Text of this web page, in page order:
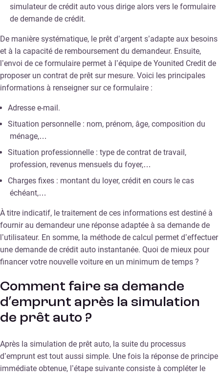
simulateur de crédit auto vous dirige alors vers le formulaire
de demande de crédit.
De manière systématique, le prêt d’argent s’adapte aux besoins
et à la capacité de remboursement du demandeur. Ensuite,
l’envoi de ce formulaire permet à l’équipe de Younited Credit de
proposer un contrat de prêt sur mesure. Voici les principales
informations à renseigner sur ce formulaire :
Adresse e-mail.
Situation personnelle : nom, prénom, âge, composition du
ménage,…
Situation professionnelle : type de contrat de travail,
profession, revenus mensuels du foyer,…
Charges fixes : montant du loyer, crédit en cours le cas
échéant,…
À titre indicatif, le traitement de ces informations est destiné à
fournir au demandeur une réponse adaptée à sa demande de
l’utilisateur. En somme, la méthode de calcul permet d’effectuer
une demande de crédit auto instantanée. Quoi de mieux pour
financer votre nouvelle voiture en un minimum de temps ?
Comment faire sa demande
d’emprunt après la simulation
de prêt auto ?
Après la simulation de prêt auto, la suite du processus
d’emprunt est tout aussi simple. Une fois la réponse de principe
immédiate obtenue, l’étape suivante consiste à compléter le